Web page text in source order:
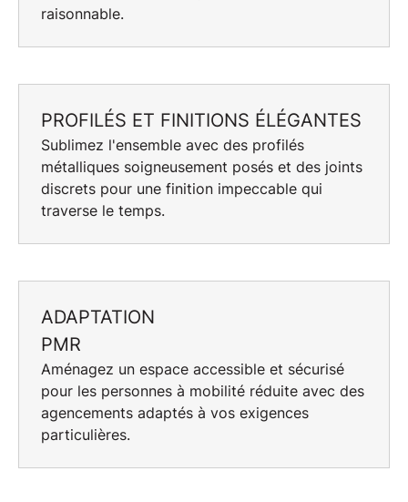
raisonnable.
PROFILÉS ET FINITIONS ÉLÉGANTES
Sublimez l'ensemble avec des profilés
métalliques soigneusement posés et des joints
discrets pour une finition impeccable qui
traverse le temps.
ADAPTATION
PMR
Aménagez un espace accessible et sécurisé
pour les personnes à mobilité réduite avec des
agencements adaptés à vos exigences
particulières.